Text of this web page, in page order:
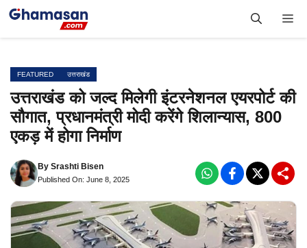
Skip
FEATURED उत्तराखंड
उत्तराखंड को जल्द मिलेगी इंटरनेशनल एयरपोर्ट की
सौगात, प्रधानमंत्री मोदी करेंगे शिलान्यास, 800
एकड़ में होगा निर्माण
By Srashti Bisen
Published On: June 8, 2025